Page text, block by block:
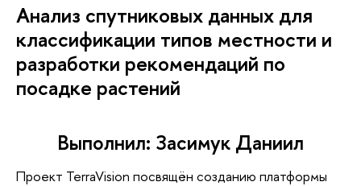
Анализ спутниковых данных для
классификации типов местности и
разработки рекомендаций по
посадке растений
Выполнил: Засимук Даниил
Проект TerraVision посвящён созданию платформы